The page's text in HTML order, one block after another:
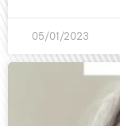
05/01/2023